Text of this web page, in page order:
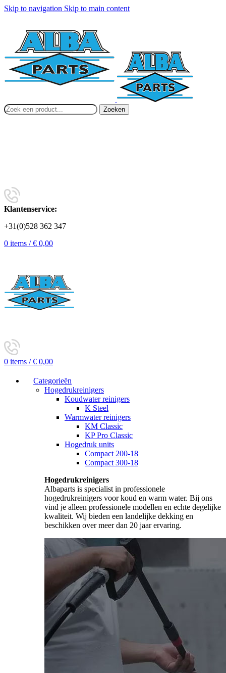
Skip to navigation Skip to main content
Zoeken
Klantenservice:
+31(0)528 362 347
0 items / € 0,00
0 items / € 0,00
Categorieën
Hogedrukreinigers
Koudwater reinigers
K Steel
Warmwater reinigers
KM Classic
KP Pro Classic
Hogedruk units
Compact 200-18
Compact 300-18
Hogedrukreinigers
Albaparts is specialist in professionele
hogedrukreinigers voor koud en warm water. Bij ons
vind je alleen professionele modellen en echte degelijke
kwaliteit. Wij bieden een landelijke dekking en
beschikken over meer dan 20 jaar ervaring.